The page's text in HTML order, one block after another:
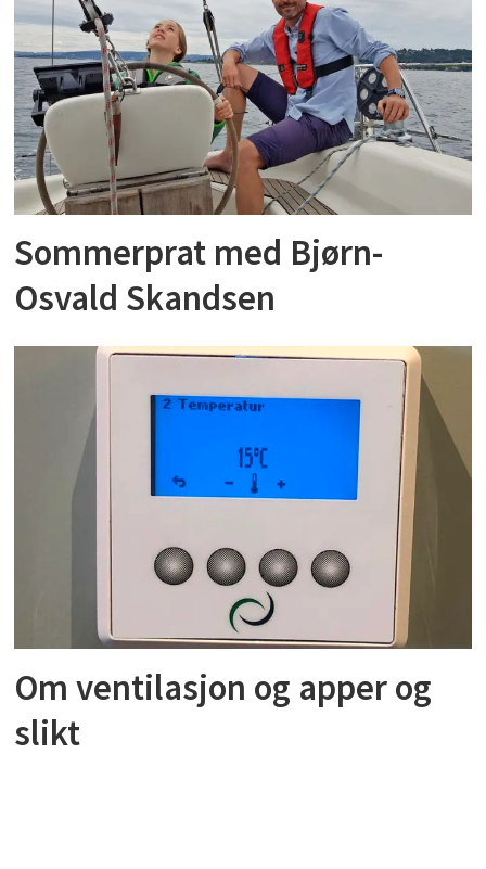
Sommerprat med Bjørn-
Osvald Skandsen
Om ventilasjon og apper og
slikt